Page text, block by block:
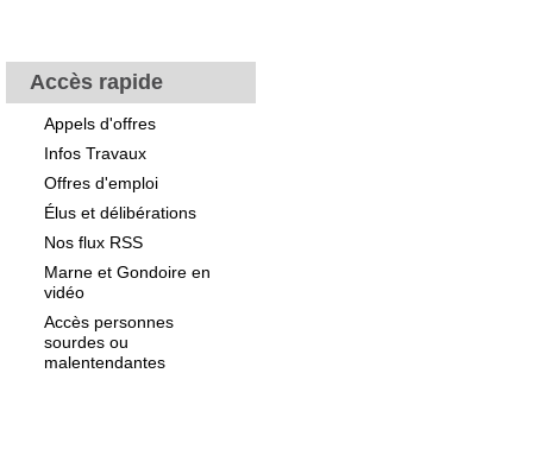
Accès rapide
Appels d'offres
Infos Travaux
Offres d'emploi
Élus et délibérations
Nos flux RSS
Marne et Gondoire en
vidéo
Accès personnes
sourdes ou
malentendantes